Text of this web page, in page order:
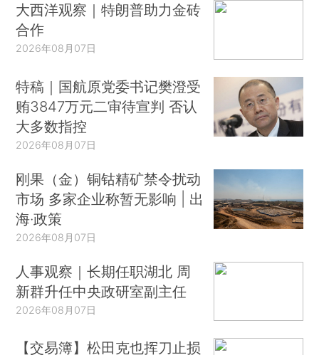
大西洋观察｜特朗普助力金砖
合作
2026年08月07日
特稿｜国航原党委书记樊澄受
贿3847万元二审待宣判 否认
大多数指控
2026年08月07日
刚果（金）铜钴精矿禁令扰动
市场 多家企业称暂无影响 | 出
海·政策
2026年08月07日
人事观察｜长期任职湖北 周
新群升任中央政研室副主任
2026年08月07日
【交易簿】松田克也挥刀止损